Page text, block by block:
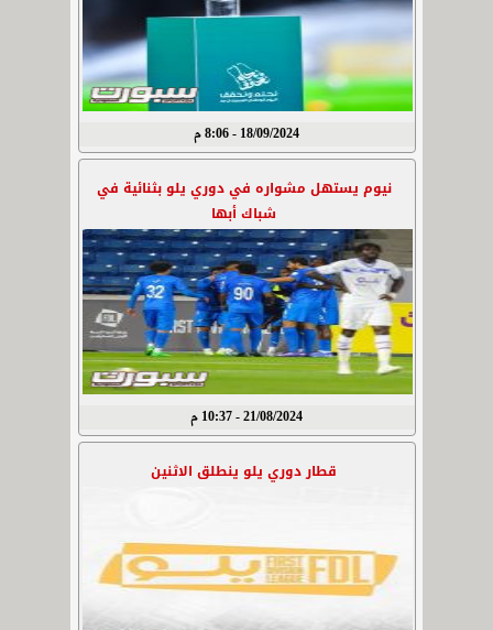
18/09/2024 - 8:06 م
نيوم يستهل مشواره في دوري يلو بثنائية في
شباك أبها
21/08/2024 - 10:37 م
قطار دوري يلو ينطلق الاثنين